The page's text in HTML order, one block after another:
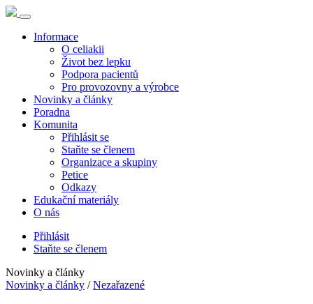
Informace
O celiakii
Život bez lepku
Podpora pacientů
Pro provozovny a výrobce
Novinky a články
Poradna
Komunita
Přihlásit se
Staňte se členem
Organizace a skupiny
Petice
Odkazy
Edukační materiály
O nás
Přihlásit
Staňte se členem
Novinky a články
Novinky a články / Nezařazené